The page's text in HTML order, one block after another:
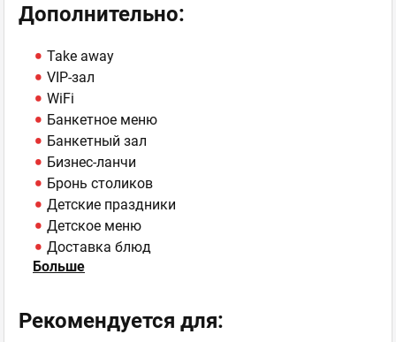
Дополнительно:
Take away
VIP-зал
WiFi
Банкетное меню
Банкетный зал
Бизнес-ланчи
Бронь столиков
Детские праздники
Детское меню
Доставка блюд
Еда на вынос
Летняя площадка
Больше
Рекомендуется для: